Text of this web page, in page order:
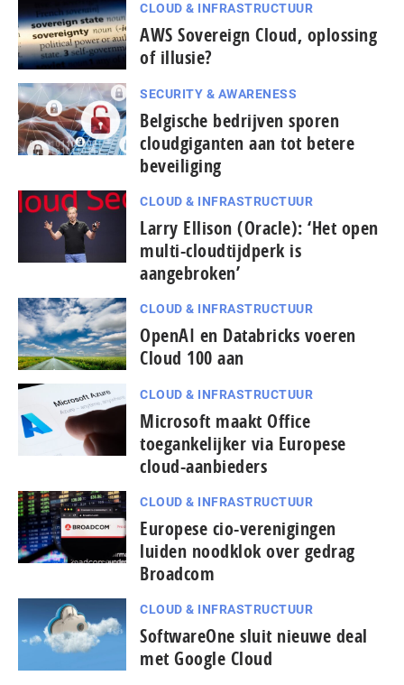
CLOUD & INFRASTRUCTUUR
AWS Sovereign Cloud, oplossing
of illusie?
SECURITY & AWARENESS
Belgische bedrijven sporen
cloudgiganten aan tot betere
beveiliging
CLOUD & INFRASTRUCTUUR
Larry Ellison (Oracle): ‘Het open
multi-cloudtijdperk is
aangebroken’
CLOUD & INFRASTRUCTUUR
OpenAI en Databricks voeren
Cloud 100 aan
CLOUD & INFRASTRUCTUUR
Microsoft maakt Office
toegankelijker via Europese
cloud-aanbieders
CLOUD & INFRASTRUCTUUR
Europese cio-verenigingen
luiden noodklok over gedrag
Broadcom
CLOUD & INFRASTRUCTUUR
SoftwareOne sluit nieuwe deal
met Google Cloud